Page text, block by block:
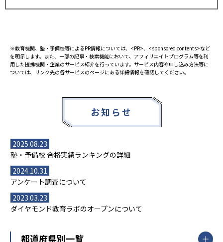
※教育機関、塾・予備校等によるPR情報については、<PR>、<sponsored contents>など
を明示します。また、一部の記事・検索機能において、アフィリエイトプログラム等を利
用した提携機関・企業のサービス紹介を行っています。サービス内容や申し込み方法等に
ついては、リンク先の各サービスのページにある詳細情報を確認してください。
お知らせ
2025.08.23
塾・予備校 合格実績ランキングの詳細
2024.10.31
アンケート調査について
2023.03.23
ダイヤモンド教育ラボのオープンについて
都道府県別一覧